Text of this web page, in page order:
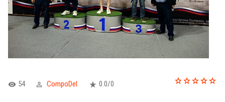
54 CompoDel 0.0/0